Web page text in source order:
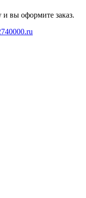
вы оформите заказ.
.ru